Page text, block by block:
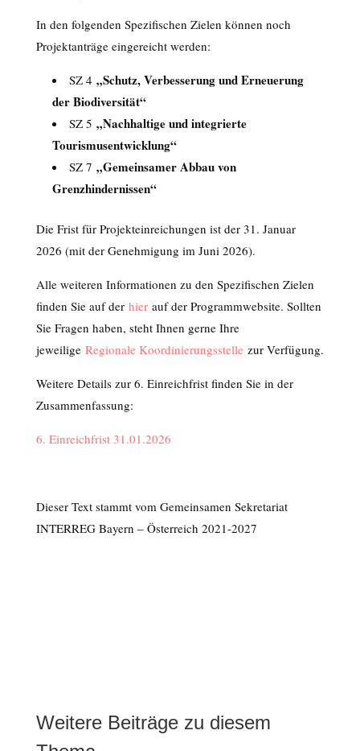
In den folgenden Spezifischen Zielen können noch
Projektanträge eingereicht werden:
SZ 4 „Schutz, Verbesserung und Erneuerung
der Biodiversität“
SZ 5 „Nachhaltige und integrierte
Tourismusentwicklung“
SZ 7 „Gemeinsamer Abbau von
Grenzhindernissen“
Die Frist für Projekteinreichungen ist der 31. Januar
2026 (mit der Genehmigung im Juni 2026).
Alle weiteren Informationen zu den Spezifischen Zielen
finden Sie auf der hierauf der Programmwebsite. Sollten
Sie Fragen haben, steht Ihnen gerne Ihre
jeweilige Regionale Koordinierungsstelle zur Verfügung.
Weitere Details zur 6. Einreichfrist finden Sie in der
Zusammenfassung:
6. Einreichfrist 31.01.2026
Dieser Text stammt vom Gemeinsamen Sekretariat
INTERREG Bayern – Österreich 2021-2027
Weitere Beiträge zu diesem